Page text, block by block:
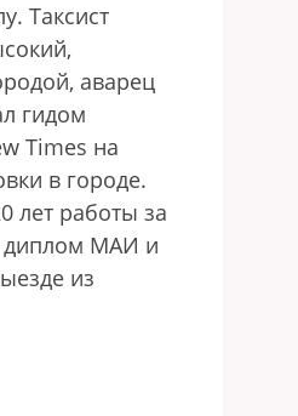
Таксист
аварец
гидом
Times на
в городе.
лет работы за
диплом МАИ и
из